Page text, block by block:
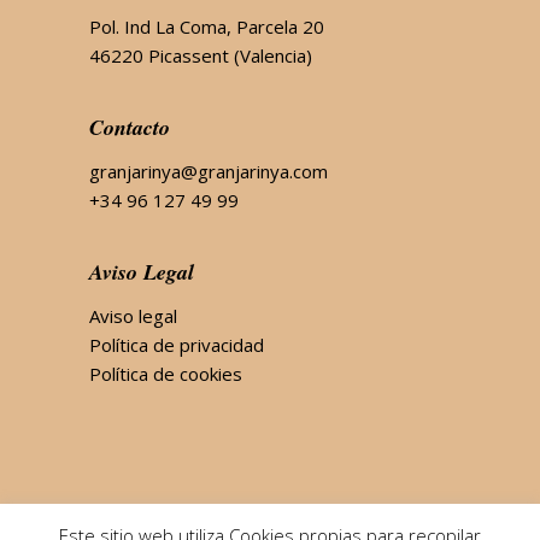
Pol. Ind La Coma, Parcela 20
46220 Picassent (Valencia)
Contacto
granjarinya@granjarinya.com
+34 96 127 49 99
Aviso Legal
Aviso legal
Política de privacidad
Política de cookies